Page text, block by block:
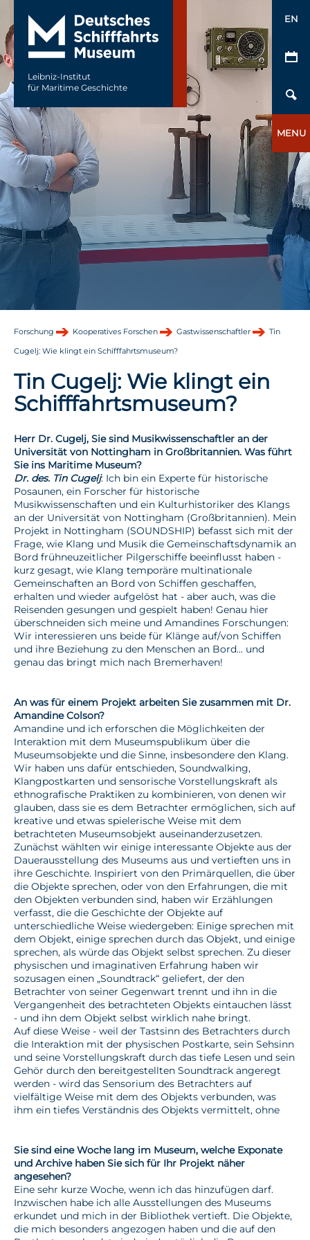
Leibniz-Institut
für Maritime Geschichte
EN
MENU
Forschung Kooperatives Forschen Gastwissenschaftler Tin
Cugelj: Wie klingt ein Schifffahrtsmuseum?
Tin Cugelj: Wie klingt ein
Schifffahrtsmuseum?
Herr Dr. Cugelj, Sie sind Musikwissenschaftler an der
Universität von Nottingham in Großbritannien. Was führt
Sie ins Maritime Museum?
Dr. des. Tin Cugelj: Ich bin ein Experte für historische
Posaunen, ein Forscher für historische
Musikwissenschaften und ein Kulturhistoriker des Klangs
an der Universität von Nottingham (Großbritannien). Mein
Projekt in Nottingham (SOUNDSHIP) befasst sich mit der
Frage, wie Klang und Musik die Gemeinschaftsdynamik an
Bord frühneuzeitlicher Pilgerschiffe beeinflusst haben -
kurz gesagt, wie Klang temporäre multinationale
Gemeinschaften an Bord von Schiffen geschaffen,
erhalten und wieder aufgelöst hat - aber auch, was die
Reisenden gesungen und gespielt haben! Genau hier
überschneiden sich meine und Amandines Forschungen:
Wir interessieren uns beide für Klänge auf/von Schiffen
und ihre Beziehung zu den Menschen an Bord... und
genau das bringt mich nach Bremerhaven!
An was für einem Projekt arbeiten Sie zusammen mit Dr.
Amandine Colson?
Amandine und ich erforschen die Möglichkeiten der
Interaktion mit dem Museumspublikum über die
Museumsobjekte und die Sinne, insbesondere den Klang.
Wir haben uns dafür entschieden, Soundwalking,
Klangpostkarten und sensorische Vorstellungskraft als
ethnografische Praktiken zu kombinieren, von denen wir
glauben, dass sie es dem Betrachter ermöglichen, sich auf
kreative und etwas spielerische Weise mit dem
betrachteten Museumsobjekt auseinanderzusetzen.
Zunächst wählten wir einige interessante Objekte aus der
Dauerausstellung des Museums aus und vertieften uns in
ihre Geschichte. Inspiriert von den Primärquellen, die über
die Objekte sprechen, oder von den Erfahrungen, die mit
den Objekten verbunden sind, haben wir Erzählungen
verfasst, die die Geschichte der Objekte auf
unterschiedliche Weise wiedergeben: Einige sprechen mit
dem Objekt, einige sprechen durch das Objekt, und einige
sprechen, als würde das Objekt selbst sprechen. Zu dieser
physischen und imaginativen Erfahrung haben wir
sozusagen einen „Soundtrack“ geliefert, der den
Betrachter von seiner Gegenwart trennt und ihn in die
Vergangenheit des betrachteten Objekts eintauchen lässt
- und ihn dem Objekt selbst wirklich nahe bringt.
Auf diese Weise - weil der Tastsinn des Betrachters durch
die Interaktion mit der physischen Postkarte, sein Sehsinn
und seine Vorstellungskraft durch das tiefe Lesen und sein
Gehör durch den bereitgestellten Soundtrack angeregt
werden - wird das Sensorium des Betrachters auf
vielfältige Weise mit dem des Objekts verbunden, was
ihm ein tiefes Verständnis des Objekts vermittelt, ohne
Sie sind eine Woche lang im Museum, welche Exponate
und Archive haben Sie sich für Ihr Projekt näher
angesehen?
Eine sehr kurze Woche, wenn ich das hinzufügen darf.
Inzwischen habe ich alle Ausstellungen des Museums
erkundet und mich in der Bibliothek vertieft. Die Objekte,
die mich besonders angezogen haben und die auf den